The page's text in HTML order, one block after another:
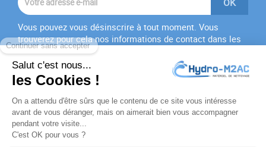
Vous pouvez vous désinscrire à tout moment. Vous
trouverez pour cela nos informations de contact dans les
conditions d'utilisation du site.
J'accepte lesconditions générales
politique de
confidentialité
PRODUITS